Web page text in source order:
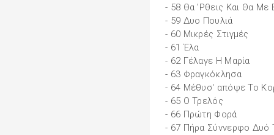
- 58 Θα 'Ρθεις Και Θα Με
- 59 Δυο Πουλιά
- 60 Μικρές Στιγμές
- 61 Έλα
- 62 Γέλαγε Η Μαρία
- 63 Φραγκόκλησα
- 64 Μέθυσ' απόψε Το
- 65 Ο Τρελός
- 66 Πρώτη Φορά
- 67 Πήρα Σύννερφο Δυό